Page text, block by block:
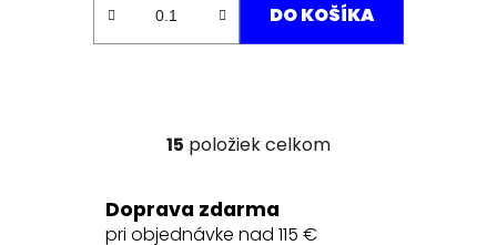
DO KOŠÍKA
O
l
á
15 položiek celkom
Doprava zdarma
pri objednávke nad 115 €